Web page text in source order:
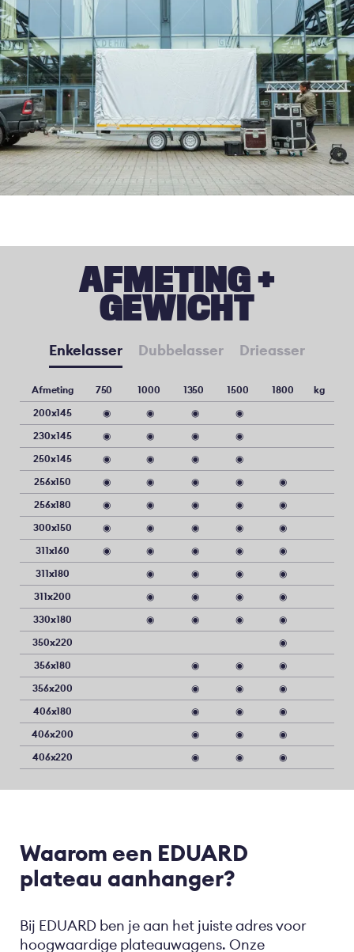
AFMETING +
GEWICHT
Enkelasser Dubbelasser Drieasser
Afmeting 750 1000 1350 1500 1800
kg
200x145
◉ ◉ ◉
◉
230x145
◉ ◉ ◉
◉
250x145
◉ ◉ ◉
◉
256x150
◉ ◉ ◉ ◉
◉
256x180
◉ ◉ ◉ ◉
◉
300x150
◉ ◉ ◉ ◉
◉
311x160
◉ ◉ ◉ ◉
◉
311x180
◉ ◉ ◉
◉
311x200
◉ ◉ ◉
◉
330x180
◉ ◉ ◉
◉
350x220
◉
356x180
◉ ◉
◉
356x200
◉ ◉
◉
406x180
◉ ◉
◉
406x200
◉ ◉
◉
406x220
◉ ◉ ◉
Waarom een EDUARD
plateau aanhanger?
Bij EDUARD ben je aan het juiste adres voor
hoogwaardige plateauwagens. Onze